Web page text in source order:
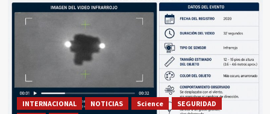
INTERNACIONAL NOTICIAS Science
SEGURIDAD